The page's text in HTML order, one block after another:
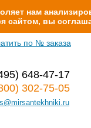
нам
сайтом, вы
по № заказа
648-47-17
302-75-05